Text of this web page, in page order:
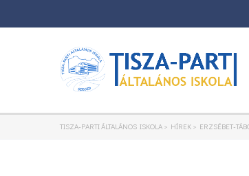
TISZA-PARTI ÁLTALÁNOS ISKOLA > HÍREK > ERZSÉBET-